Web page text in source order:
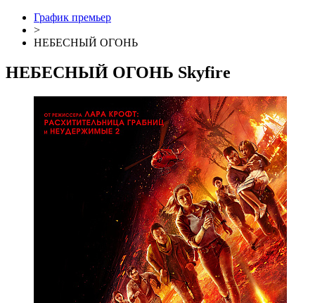
График премьер
>
НЕБЕСНЫЙ ОГОНЬ
НЕБЕСНЫЙ ОГОНЬ Skyfire